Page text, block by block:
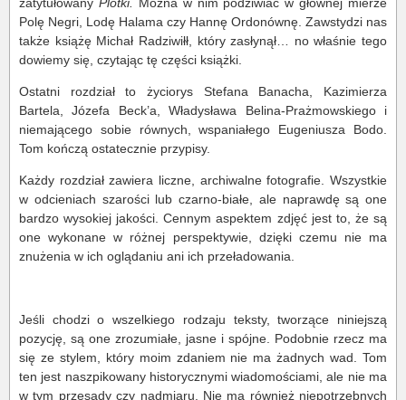
zatytułowany Plotki.
Można w nim podziwiać w głównej mierze
Polę Negri, Lodę Halama czy Hannę Ordonównę. Zawstydzi nas
także książę Michał Radziwiłł, który zasłynął… no właśnie tego
dowiemy się, czytając tę części książki.
Ostatni rozdział to życiorys Stefana Banacha, Kazimierza
Bartela, Józefa Beck’a, Władysława Belina-Prażmowskiego i
niemającego sobie równych, wspaniałego Eugeniusza Bodo.
Tom kończą ostatecznie przypisy.
Każdy rozdział zawiera liczne, archiwalne fotografie. Wszystkie
w odcieniach szarości lub czarno-białe, ale naprawdę są one
bardzo wysokiej jakości. Cennym aspektem zdjęć jest to, że są
one wykonane w różnej perspektywie, dzięki czemu nie ma
znużenia w ich oglądaniu ani ich przeładowania.
Jeśli chodzi o wszelkiego rodzaju teksty, tworzące niniejszą
pozycję, są one zrozumiałe, jasne i spójne. Podobnie rzecz ma
się ze stylem, który moim zdaniem nie ma żadnych wad. Tom
ten jest naszpikowany historycznymi wiadomościami, ale nie ma
w tym przesady czy nadmiaru. Nie ma również niepotrzebnych